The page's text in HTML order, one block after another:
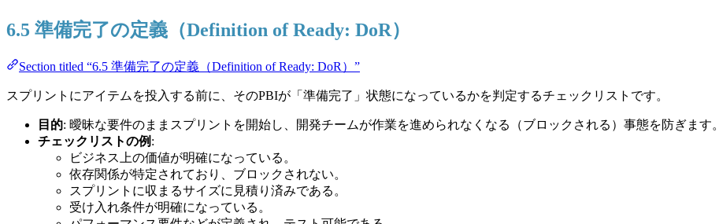
6.5 準備完了の定義（Definition of Ready: DoR）
Section titled “6.5 準備完了の定義（Definition of Ready: DoR）”
スプリントにアイテムを投入する前に、そのPBIが「準備完了」状態になっているかを判定するチェックリストです。
目的: 曖昧な要件のままスプリントを開始し、開発チームが作業を進められなくなる（ブロックされる）事態を防ぎます。
チェックリストの例 :
ビジネス上の価値が明確になっている。
依存関係が特定されており、ブロックされない。
スプリントに収まるサイズに見積り済みである。
受け入れ条件が明確になっている。